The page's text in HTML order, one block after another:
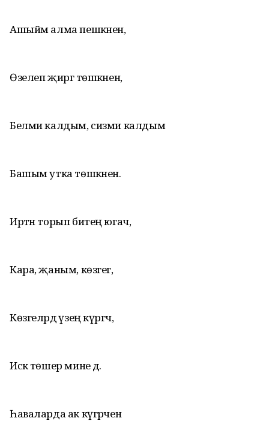
Ашыйм алма пешкәнен,
Өзелеп җиргә төшкәнен,
Белми калдым, сизми калдым
Башым утка төшкәнен.
Иртән торып битең югач,
Кара, җаным, көзгегә,
Көзгеләрдә үзең күргәч,
Искә төшер мине дә.
Һаваларда ак күгәрчен